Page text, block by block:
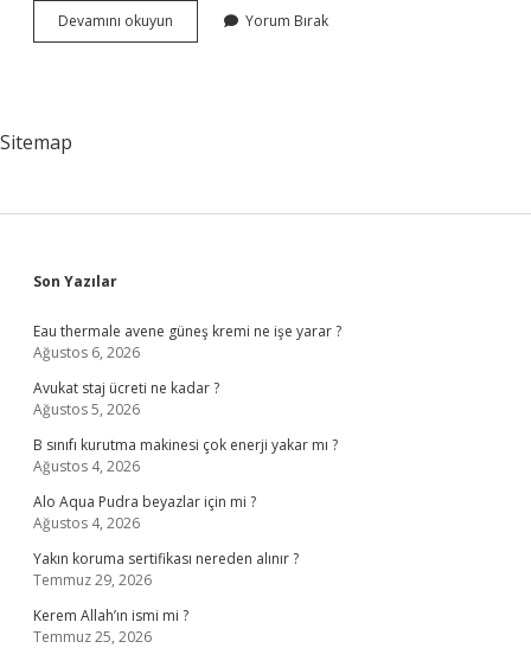
Devamını okuyun
Boyut
Yorum Bırak
Sitemap
Sidebar
Son Yazılar
Eau thermale avene güneş kremi ne işe yarar ?
Ağustos 6, 2026
Avukat staj ücreti ne kadar ?
Ağustos 5, 2026
B sınıfı kurutma makinesi çok enerji yakar mı ?
Ağustos 4, 2026
Alo Aqua Pudra beyazlar için mi ?
Ağustos 4, 2026
Yakın koruma sertifikası nereden alınır ?
Temmuz 29, 2026
Kerem Allah’ın ismi mi ?
Temmuz 25, 2026